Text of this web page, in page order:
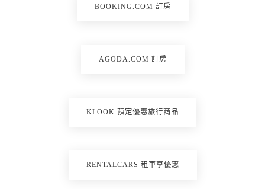
BOOKING.COM 訂房
AGODA.COM 訂房
KLOOK 預定優惠旅行商品
RENTALCARS 租車享優惠